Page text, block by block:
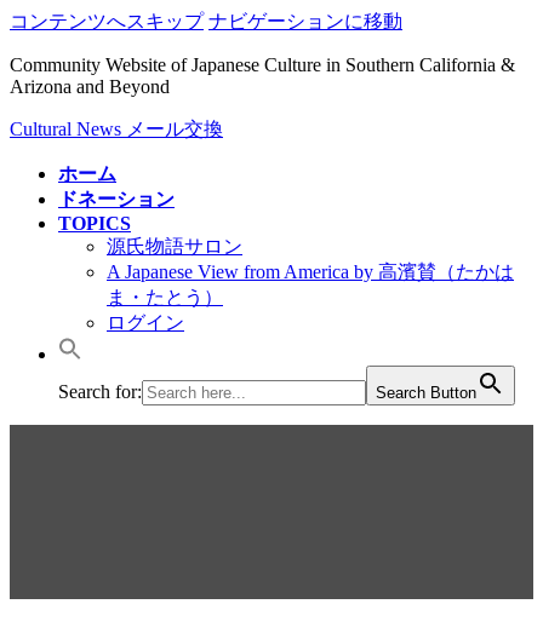
コンテンツへスキップ ナビゲーションに移動
Community Website of Japanese Culture in Southern California &
Arizona and Beyond
Cultural News メール交換
ホーム
ドネーション
TOPICS
源氏物語サロン
A Japanese View from America by 高濱賛（たかは
ま・たとう）
ログイン
Search for: Search Button